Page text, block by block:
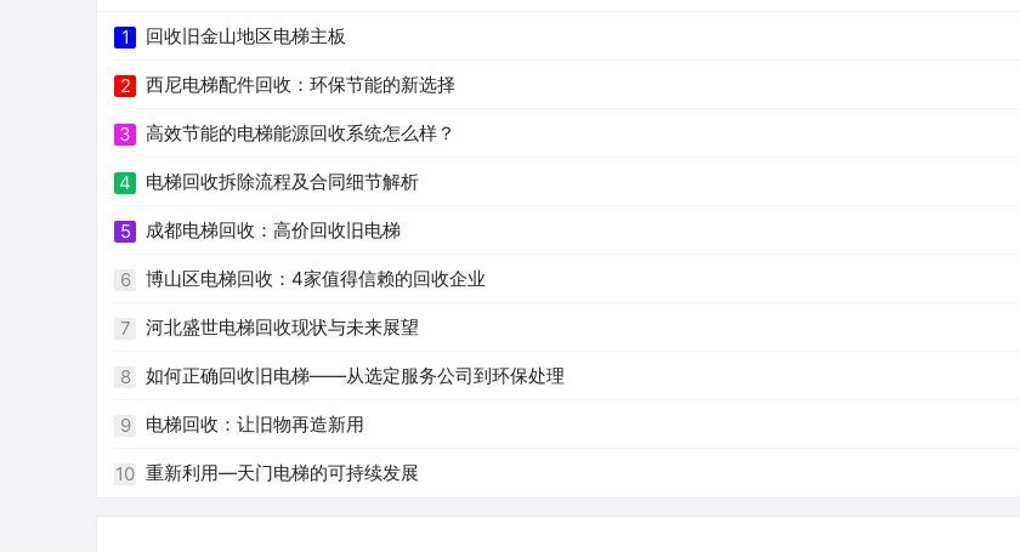
1 回收旧金山地区电梯主板
2 西尼电梯配件回收：环保节能的新选择
3 高效节能的电梯能源回收系统怎么样？
4 电梯回收拆除流程及合同细节解析
5 成都电梯回收：高价回收旧电梯
6 博山区电梯回收：4家值得信赖的回收企业
7 河北盛世电梯回收现状与未来展望
8 如何正确回收旧电梯——从选定服务公司到环保处理
9 电梯回收：让旧物再造新用
10 重新利用—天门电梯的可持续发展